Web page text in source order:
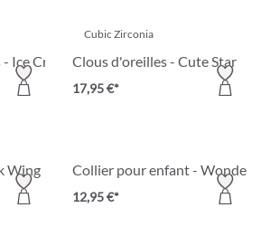
Ice Cream
Cubic Zirconia
Clous d'oreilles - Cute Star
17,95 €*
Wing Collier pour enfant -
12,95 €*